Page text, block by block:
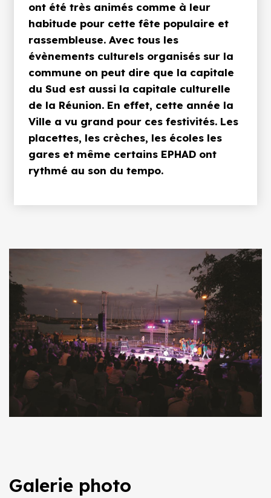
ont été très animés comme à leur
habitude pour cette fête populaire et
rassembleuse. Avec tous les
évènements culturels organisés sur la
commune on peut dire que la capitale
du Sud est aussi la capitale culturelle
de la Réunion. En effet, cette année la
Ville a vu grand pour ces festivités. Les
placettes, les crèches, les écoles les
gares et même certains EPHAD ont
rythmé au son du tempo.
Galerie photo